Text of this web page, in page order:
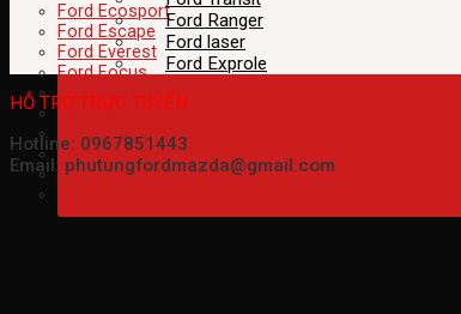
Ford Ecosport
Ford Escape
Ford Everest
Ford Focus
Ford Fiesta
Ford Modeo
Ford Transit
Ford Ranger
Ford laser
Ford Ranger
Ford laser
Ford Exprole
HỖ TRỢ TRỰC TUYẾN
Hotline: 0967851443
Email: phutungfordmazda@gmail.com